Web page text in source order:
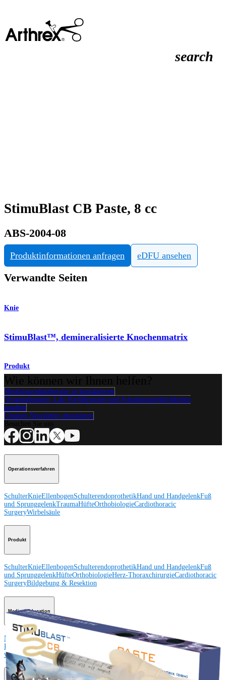
search
StimuBlast CB Paste, 8 cc
ABS-2004-08
Produktinformationen anfragen eDFU ansehen
Verwandte Seiten
Knie
StimuBlast™, demineralisierte Knochenmatrix
Produkt
Medizinproduktberater:in kontaktieren
Veranstaltungen, Lab-Vorführungen und Schulungsmöglichkeiten
ansehen
Unseren Newsletter abonnieren
Operationsverfahren
SchulterKnieEllenbogenSchulterendoprothetikHand und HandgelenkFuß
und SprunggelenkTraumaHüfteOrthobiologieCardiothoracic
SurgeryWirbelsäule
Produkt
SchulterKnieEllenbogenSchulterendoprothetikHand und HandgelenkFuß
und SprunggelenkHüfteOrthobiologieHerz-ThoraxchirurgieCardiothoracic
SurgeryBildgebung & Resektion
Medical Education
Medical EducationKursbeschreibungen Schulungen &
LehrgängeArthroLab™-Standorte
Unser klinisches Personal stellt sich
vorOrthoPedia